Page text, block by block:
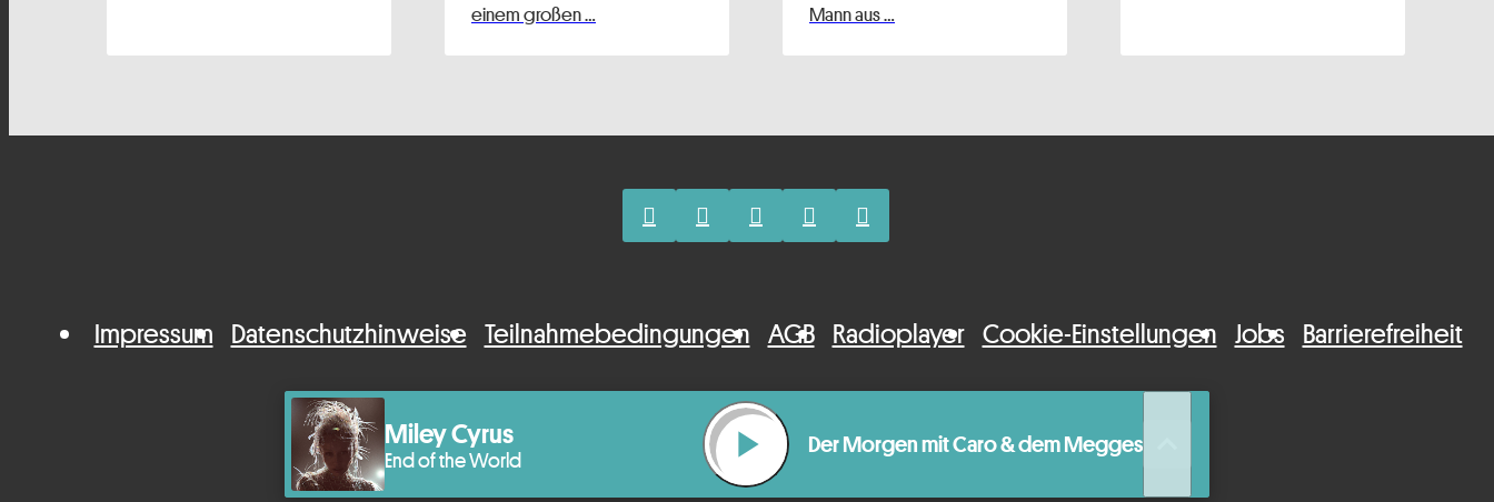
einem großen …
Mann aus …
Impressum Datenschutzhinweise Teilnahmebedingungen AGB Radioplayer Cookie-Einstellungen Jobs Barrierefreiheit
Miley Cyrus
End of the World play_arrow Der Morgen mit Caro & dem Megges